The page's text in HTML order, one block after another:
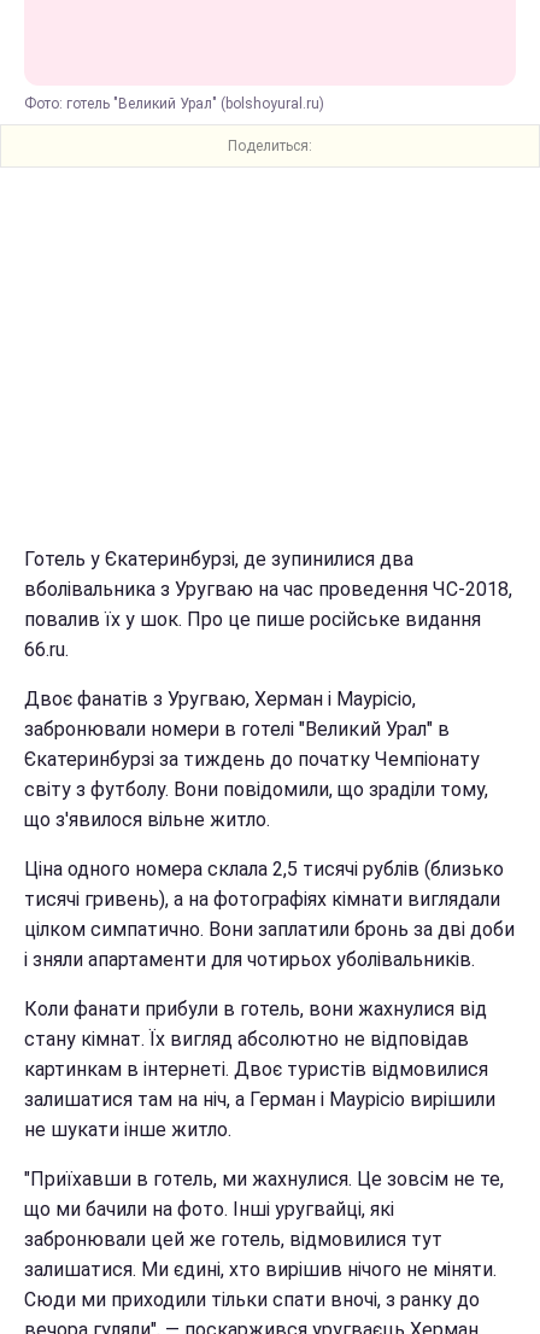
Фото: готель "Великий Урал" (bolshoyural.ru)
Поделиться:
Готель у Єкатеринбурзі, де зупинилися два
вболівальника з Уругваю на час проведення ЧС-2018,
повалив їх у шок. Про це пише російське видання
66.ru.
Двоє фанатів з Уругваю, Херман і Маурісіо,
забронювали номери в готелі "Великий Урал" в
Єкатеринбурзі за тиждень до початку Чемпіонату
світу з футболу. Вони повідомили, що зраділи тому,
що з'явилося вільне житло.
Ціна одного номера склала 2,5 тисячі рублів (близько
тисячі гривень), а на фотографіях кімнати виглядали
цілком симпатично. Вони заплатили бронь за дві доби
і зняли апартаменти для чотирьох уболівальників.
Коли фанати прибули в готель, вони жахнулися від
стану кімнат. Їх вигляд абсолютно не відповідав
картинкам в інтернеті. Двоє туристів відмовилися
залишатися там на ніч, а Герман і Маурісіо вирішили
не шукати інше житло.
"Приїхавши в готель, ми жахнулися. Це зовсім не те,
що ми бачили на фото. Інші уругвайці, які
забронювали цей же готель, відмовилися тут
залишатися. Ми єдині, хто вирішив нічого не міняти.
Сюди ми приходили тільки спати вночі, з ранку до